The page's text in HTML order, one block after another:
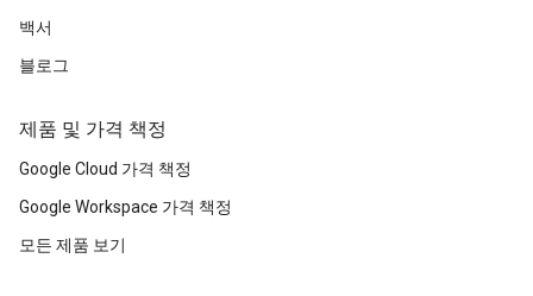
백서
블로그
제품 및 가격 책정
Google Cloud 가격 책정
Google Workspace 가격 책정
모든 제품 보기